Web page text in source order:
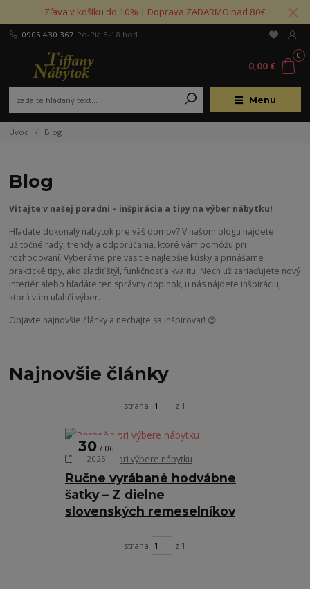
Zľava v košíku do 10% | Doprava ZADARMO nad 80€
Menu
0905 430 367 Po-Pia 8-18 hod.
0
0,00 €
Úvod Blog
Blog
Vitajte v našej poradni – inšpirácia a tipy na výber nábytku!
Hľadáte dokonalý nábytok pre váš domov? V našom blogu nájdete
užitočné rady, trendy a odporúčania, ktoré vám pomôžu pri
rozhodovaní. Vyberáme pre vás tie najlepšie kúsky a prinášame
praktické tipy, ako zladiť štýl, funkčnosť a kvalitu. Nech už zariaďujete nový
interiér alebo hľadáte ten správny doplnok, u nás nájdete inšpiráciu,
ktorá vám uľahčí výber.
Objavte najnovšie články a nechajte sa inšpirovať! 😊
Najnovšie články
strana z 1
Ručne vyrábané hodvábne
šatky – Z dielne
slovenských remeselníkov
30
06
2025
Poradňa pri výbere nábytku
strana z 1